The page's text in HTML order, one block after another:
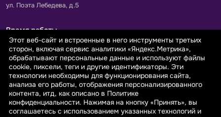
ул. Поэта Лебедева, д.5
Время работы
Пн-Пт с 9.00 до 18.00
Сб-Вс: выходной
Принимаем к оплате
Этот веб-сайт и встроенные в него инструменты третьих
сторон, включая сервис аналитики «Яндекс.Метрика»,
обрабатывают персональные данные и используют файлы
cookie, пиксели, теги и другие идентификаторы. Эти
технологии необходимы для функционирования сайта,
анализа его работы, отображения персонализированного
контента, итд, как описано в Политике
конфиденциальности. Нажимая на кнопку «Принять», вы
соглашаетесь с использованием указанных технологий и